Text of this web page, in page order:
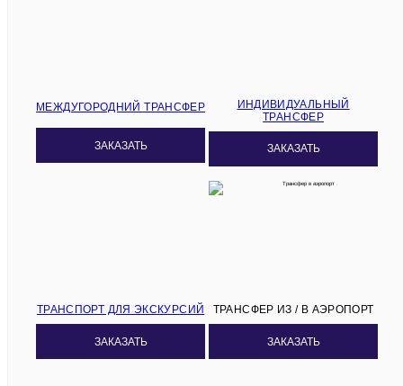
МЕЖДУГОРОДНИЙ ТРАНСФЕР
ЗАКАЗАТЬ
ИНДИВИДУАЛЬНЫЙ
ТРАНСФЕР
ЗАКАЗАТЬ
ТРАНСПОРТ ДЛЯ ЭКСКУРСИЙ
ЗАКАЗАТЬ
ТРАНСФЕР ИЗ / В АЭРОПОРТ
ЗАКАЗАТЬ